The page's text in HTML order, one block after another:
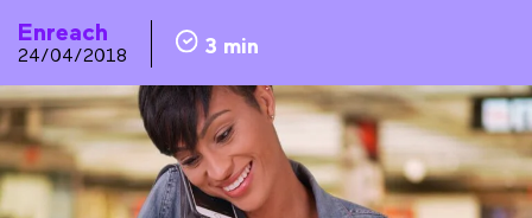
Enreach
24/04/2018 3 min